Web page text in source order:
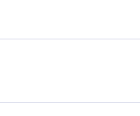
El tiempo
un aviso de al menos